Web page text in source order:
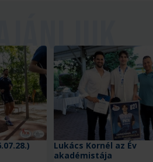
Lukács Kornél az Év
akadémistája